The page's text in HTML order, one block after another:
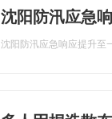
沈阳防汛应急
沈阳防汛应急响应提升至